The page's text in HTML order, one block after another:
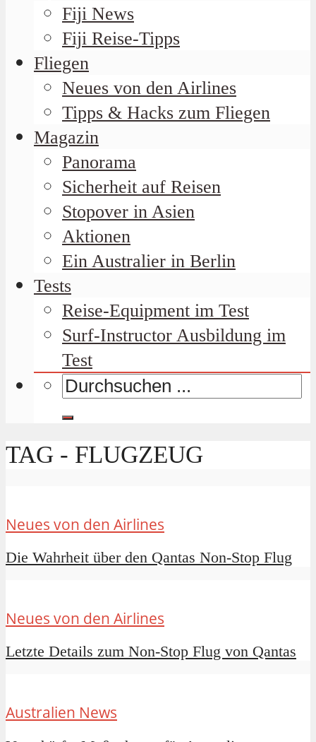
Fiji News
Fiji Reise-Tipps
Fliegen
Neues von den Airlines
Tipps & Hacks zum Fliegen
Magazin
Panorama
Sicherheit auf Reisen
Stopover in Asien
Aktionen
Ein Australier in Berlin
Tests
Reise-Equipment im Test
Surf-Instructor Ausbildung im
Test
TAG - FLUGZEUG
Neues von den Airlines
Die Wahrheit über den Qantas Non-Stop Flug
Neues von den Airlines
Letzte Details zum Non-Stop Flug von Qantas
Australien News